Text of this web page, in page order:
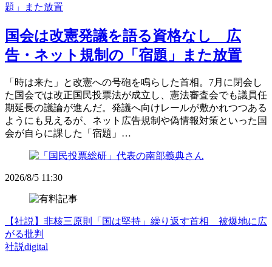
題」また放置
国会は改憲発議を語る資格なし 広
告・ネット規制の「宿題」また放置
「時は来た」と改憲への号砲を鳴らした首相。7月に閉会し
た国会では改正国民投票法が成立し、憲法審査会でも議員任
期延長の議論が進んだ。発議へ向けレールが敷かれつつある
ようにも見えるが、ネット広告規制や偽情報対策といった国
会が自らに課した「宿題」…
2026/8/5 11:30
【社説】非核三原則「国は堅持」繰り返す首相 被爆地に広
がる批判
社説digital